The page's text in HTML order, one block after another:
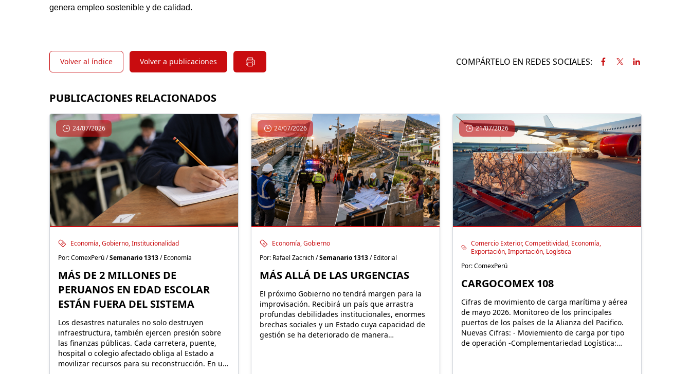
genera empleo sostenible y de calidad.
Volver al índice Volver a publicaciones COMPÁRTELO EN REDES SOCIALES:
PUBLICACIONES RELACIONADOS
24/07/2026
Economía, Gobierno, Institucionalidad
Por: ComexPerú /Semanario 1313/ Economía
MÁS DE 2 MILLONES DE
PERUANOS EN EDAD ESCOLAR
ESTÁN FUERA DEL SISTEMA
Los desastres naturales no solo destruyen
infraestructura, también ejercen presión sobre
las finanzas públicas. Cada carretera, puente,
hospital o colegio afectado obliga al Estado a
movilizar recursos para su reconstrucción. En un
24/07/2026
Economía, Gobierno
Por: Rafael Zacnich /Semanario 1313/ Editorial
MÁS ALLÁ DE LAS URGENCIAS
El próximo Gobierno no tendrá margen para la
improvisación. Recibirá un país que arrastra
profundas debilidades institucionales, enormes
brechas sociales y un Estado cuya capacidad de
gestión se ha deteriorado de manera
21/07/2026
Comercio Exterior, Competitividad, Economía,
Exportación, Importación, Logística
Por: ComexPerú
CARGOCOMEX 108
Cifras de movimiento de carga marítima y aérea
de mayo 2026. Monitoreo de los principales
puertos de los países de la Alianza del Pacifico.
Nuevas Cifras: - Moviemiento de carga por tipo
de operación -Complementariedad Logística: